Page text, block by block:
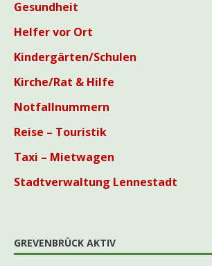
Gesundheit
Helfer vor Ort
Kindergärten/Schulen
Kirche/Rat & Hilfe
Notfallnummern
Reise – Touristik
Taxi – Mietwagen
Stadtverwaltung Lennestadt
GREVENBRÜCK AKTIV